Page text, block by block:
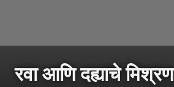
रवा आणि दह्याचे मिश्रण